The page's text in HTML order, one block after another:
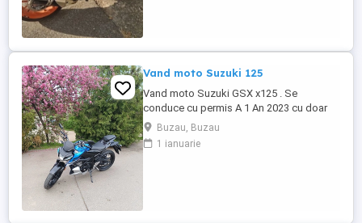
Vand moto Suzuki 125
Vand moto Suzuki GSX x125 . Se
conduce cu permis A 1 An 2023 cu doar
5000km Stare impecabila , fara cazaturi
ITP valabil pana in noiembrie 2027 Revizii
si schimb de ulei in service autorizat
Buzau, Buzau
1 ianuarie